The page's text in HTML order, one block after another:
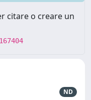
citare o creare un
ND